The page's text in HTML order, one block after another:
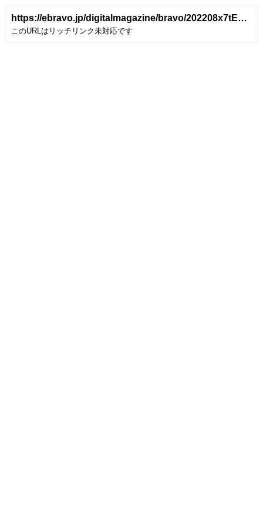
https://ebravo.jp/digitalmagazine/bravo/202208x7tE3/index.html#page=130
このURLはリッチリンク未対応です